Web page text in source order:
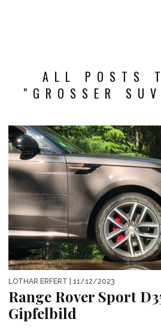
ALL POSTS
"GROSSER
LOTHAR ERFERT | 11/12/2023
Range Rover Sport
Gipfelbild